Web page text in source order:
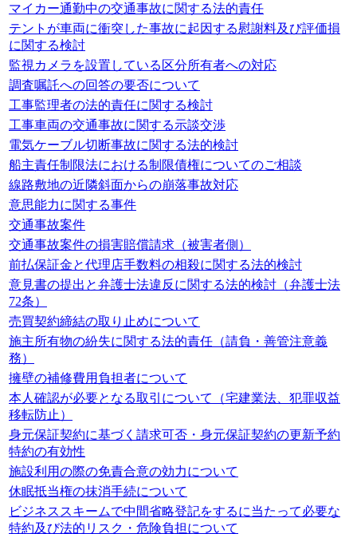
マイカー通勤中の交通事故に関する法的責任
テントが車両に衝突した事故に起因する慰謝料及び評価損
に関する検討
監視カメラを設置している区分所有者への対応
調査嘱託への回答の要否について
工事監理者の法的責任に関する検討
工事車両の交通事故に関する示談交渉
電気ケーブル切断事故に関する法的検討
船主責任制限法における制限債権についてのご相談
線路敷地の近隣斜面からの崩落事故対応
意思能力に関する事件
交通事故案件
交通事故案件の損害賠償請求（被害者側）
前払保証金と代理店手数料の相殺に関する法的検討
意見書の提出と弁護士法違反に関する法的検討（弁護士法
72条）
売買契約締結の取り止めについて
施主所有物の紛失に関する法的責任（請負・善管注意義
務）
擁壁の補修費用負担者について
本人確認が必要となる取引について（宅建業法、犯罪収益
移転防止）
身元保証契約に基づく請求可否・身元保証契約の更新予約
特約の有効性
施設利用の際の免責合意の効力について
休眠抵当権の抹消手続について
ビジネススキームで中間省略登記をするに当たって必要な
特約及び法的リスク・危険負担について